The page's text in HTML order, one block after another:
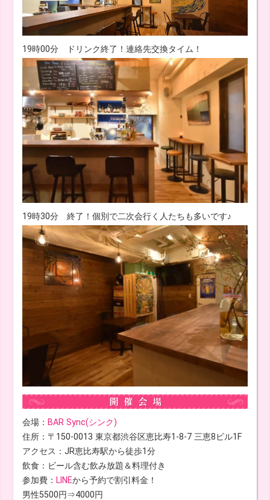
19時00分 ドリンク終了！連絡先交換タイム！
19時30分 終了！個別で二次会行く人たちも多いです♪
会場： BAR Sync(シンク)
住所：〒150-0013 東京都渋谷区恵比寿1-8-7 三恵8ビル1F
アクセス：JR恵比寿駅から徒歩1分
飲食：ビール含む飲み放題＆料理付き
参加費： LINEから予約で割引料金！
男性5500円⇒4000円